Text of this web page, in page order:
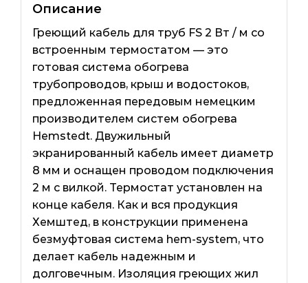
Описание
Греющий кабель для труб FS 2 Вт / м со
встроенным термостатом — это
готовая система обогрева
трубопроводов, крыш и водостоков,
предложенная передовым немецким
производителем систем обогрева
Hemstedt. Двужильный
экранированный кабель имеет диаметр
8 мм и оснащен проводом подключения
2 м с вилкой. Термостат установлен на
конце кабеля. Как и вся продукция
Хемштед, в конструкции применена
безмуфтовая система hem-system, что
делает кабель надежным и
долговечным. Изоляция греющих жил